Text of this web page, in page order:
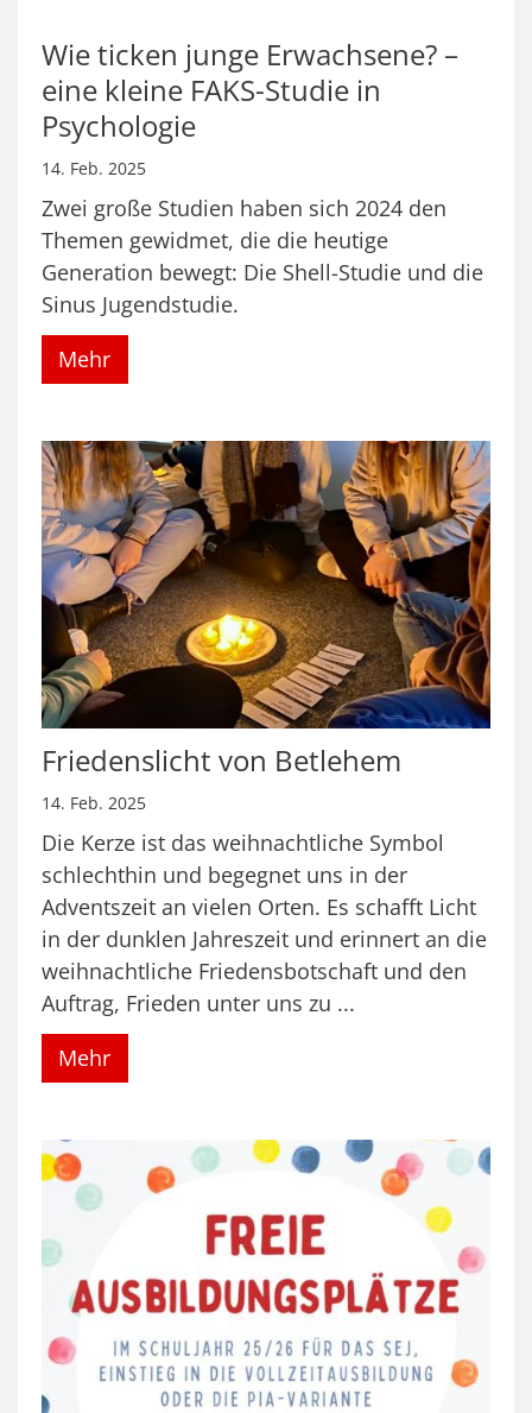
Wie ticken junge Erwachsene? –
eine kleine FAKS-Studie in
Psychologie
14. Feb. 2025
Zwei große Studien haben sich 2024 den
Themen gewidmet, die die heutige
Generation bewegt: Die Shell-Studie und die
Sinus Jugendstudie.
Mehr
Friedenslicht von Betlehem
14. Feb. 2025
Die Kerze ist das weihnachtliche Symbol
schlechthin und begegnet uns in der
Adventszeit an vielen Orten. Es schafft Licht
in der dunklen Jahreszeit und erinnert an die
weihnachtliche Friedensbotschaft und den
Auftrag, Frieden unter uns zu ...
Mehr